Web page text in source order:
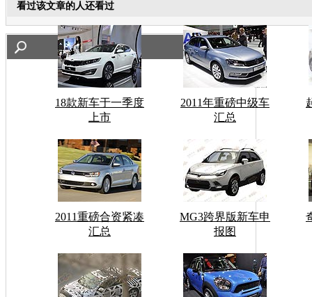
看过该文章的人还看过
18款新车于一季度
上市
2011年重磅中级车
汇总
2011重磅合资紧凑
汇总
MG3跨界版新车申
报图